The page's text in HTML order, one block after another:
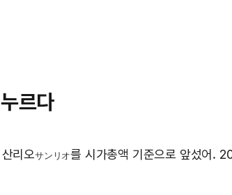
르다
리오サンリオ를 시가총액 기준으로 앞섰어.